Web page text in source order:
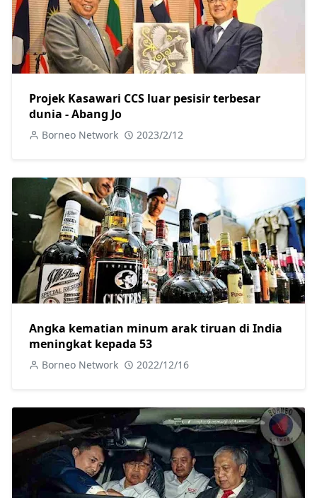
Projek Kasawari CCS luar pesisir terbesar
dunia - Abang Jo
Borneo Network 2023/2/12
Angka kematian minum arak tiruan di India
meningkat kepada 53
Borneo Network 2022/12/16